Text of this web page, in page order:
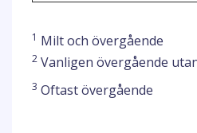
1 Milt och övergående
2 Vanligen övergående
3 Oftast övergående